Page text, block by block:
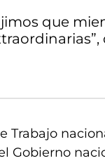
que
Trabajo
Gobierno